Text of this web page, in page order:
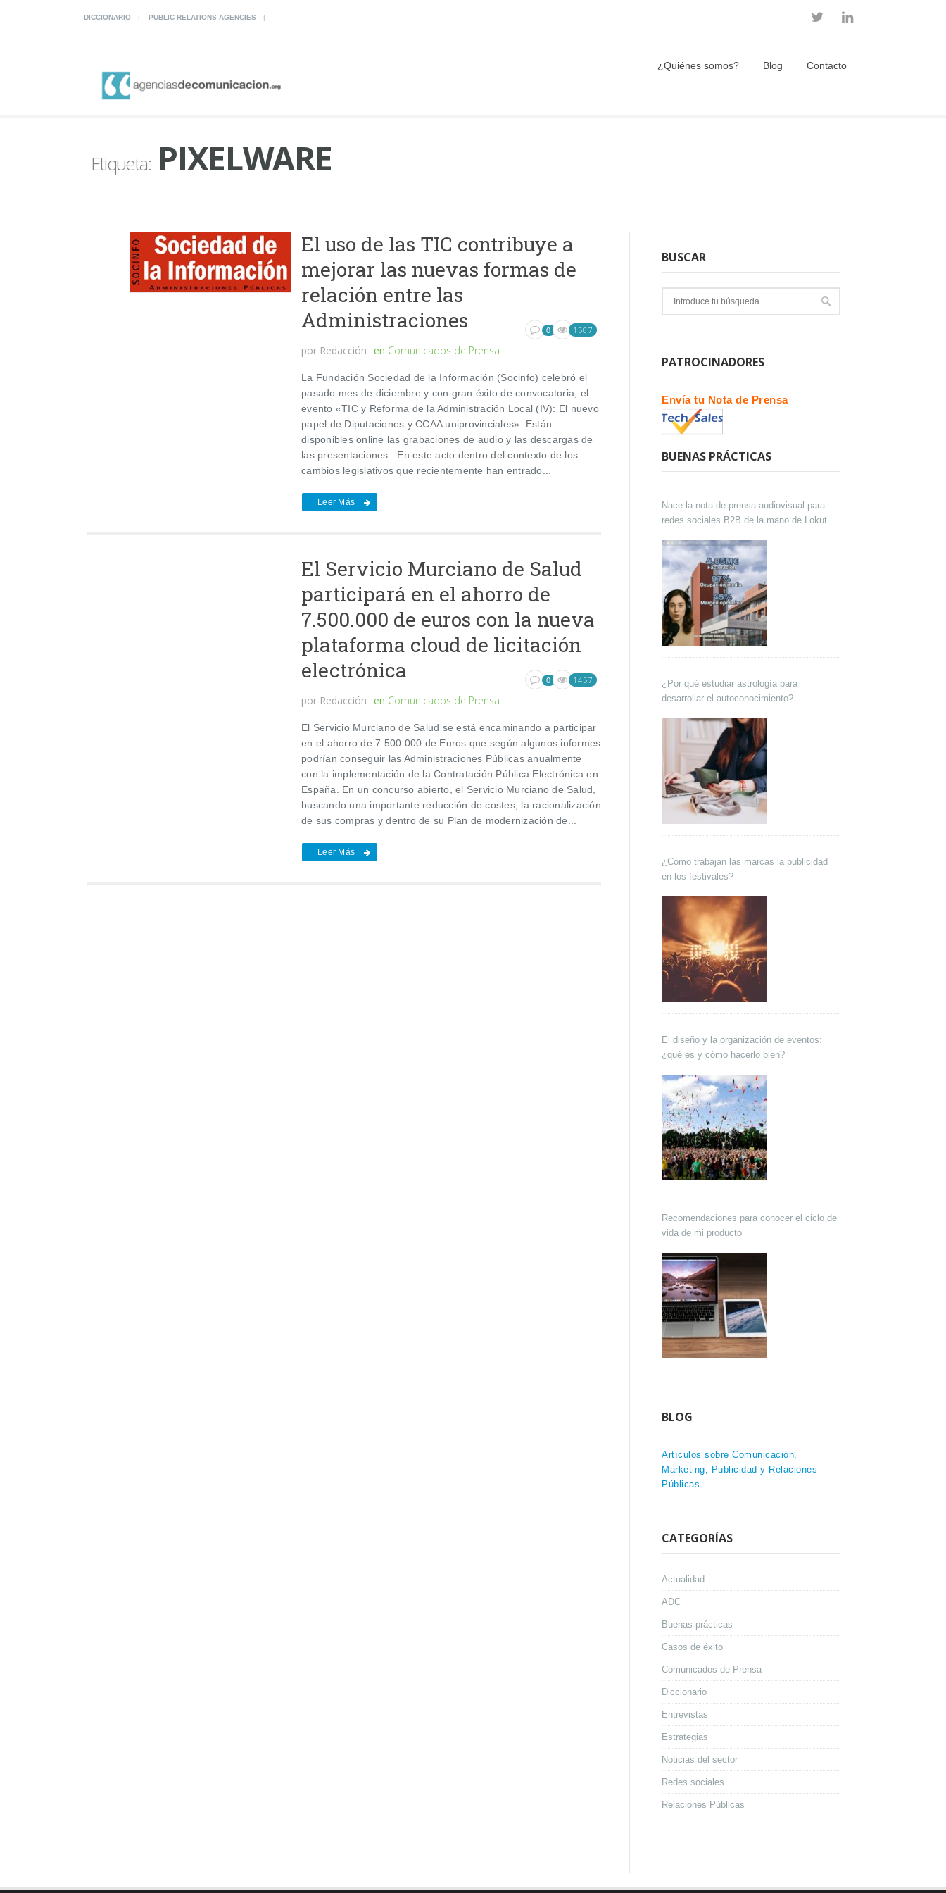
DICCIONARIO PUBLIC RELATIONS AGENCIES
¿Quiénes somos? Blog Contacto
Etiqueta:PIXELWARE
El uso de las TIC contribuye a
mejorar las nuevas formas de
relación entre las
Administraciones
por Redacción en Comunicados de Prensa
0 1507
La Fundación Sociedad de la Información (Socinfo) celebró el
pasado mes de diciembre y con gran éxito de convocatoria, el
evento «TIC y Reforma de la Administración Local (IV): El nuevo
papel de Diputaciones y CCAA uniprovinciales». Están
disponibles online las grabaciones de audio y las descargas de
las presentaciones En este acto dentro del contexto de los
cambios legislativos que recientemente han entrado...
Leer Más
El Servicio Murciano de Salud
participará en el ahorro de
7.500.000 de euros con la nueva
plataforma cloud de licitación
electrónica
por Redacción en Comunicados de Prensa
0 1457
El Servicio Murciano de Salud se está encaminando a participar
en el ahorro de 7.500.000 de Euros que según algunos informes
podrían conseguir las Administraciones Públicas anualmente
con la implementación de la Contratación Pública Electrónica en
España. En un concurso abierto, el Servicio Murciano de Salud,
buscando una importante reducción de costes, la racionalización
de sus compras y dentro de su Plan de modernización de...
Leer Más
BUSCAR
PATROCINADORES
Envía tu Nota de Prensa
BUENAS PRÁCTICAS
Nace la nota de prensa audiovisual para
redes sociales B2B de la mano de Lokutor
¿Por qué estudiar astrología para
desarrollar el autoconocimiento?
¿Cómo trabajan las marcas la publicidad
en los festivales?
El diseño y la organización de eventos:
¿qué es y cómo hacerlo bien?
Recomendaciones para conocer el ciclo de
vida de mi producto
BLOG
Artículos sobre Comunicación,
Marketing, Publicidad y Relaciones
Públicas
CATEGORÍAS
Actualidad
ADC
Buenas prácticas
Casos de éxito
Comunicados de Prensa
Diccionario
Entrevistas
Estrategias
Noticias del sector
Redes sociales
Relaciones Públicas